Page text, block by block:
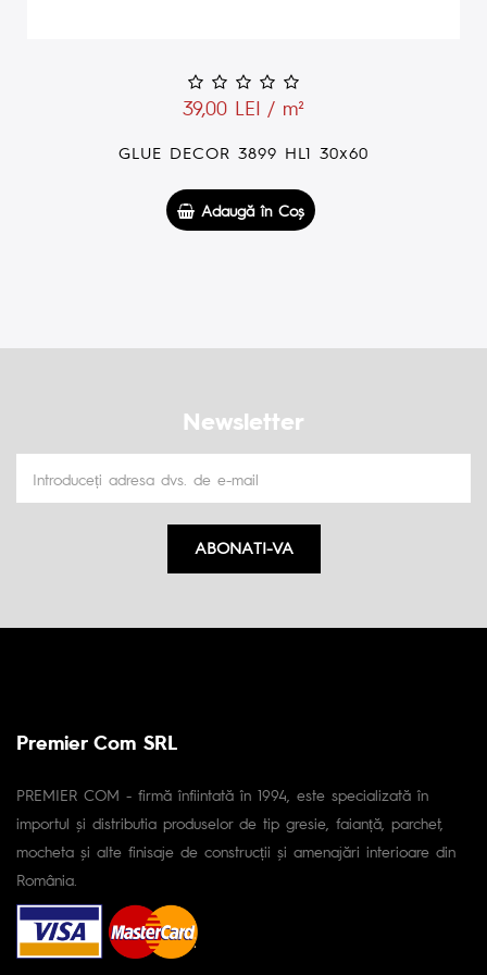
65,00 LEI / m²
GLUE DARK 3899 D 30x60
Adaugă în Coş
Newsletter
ABONATI-VA
Premier Com SRL
PREMIER COM - firmă înfiintată în 1994, este specializată în
importul și distributia produselor de tip gresie, faianță, parchet,
mocheta și alte finisaje de construcții și amenajări interioare din
România.